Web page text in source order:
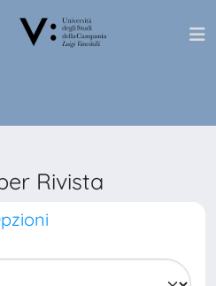
Rivista